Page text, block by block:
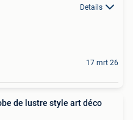
Details
17 mrt 26
de lustre style art déco